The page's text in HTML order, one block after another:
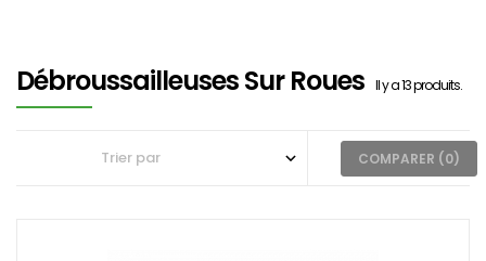
Débroussailleuses Sur Roues Il y a 13 produits.
COMPARER (0)